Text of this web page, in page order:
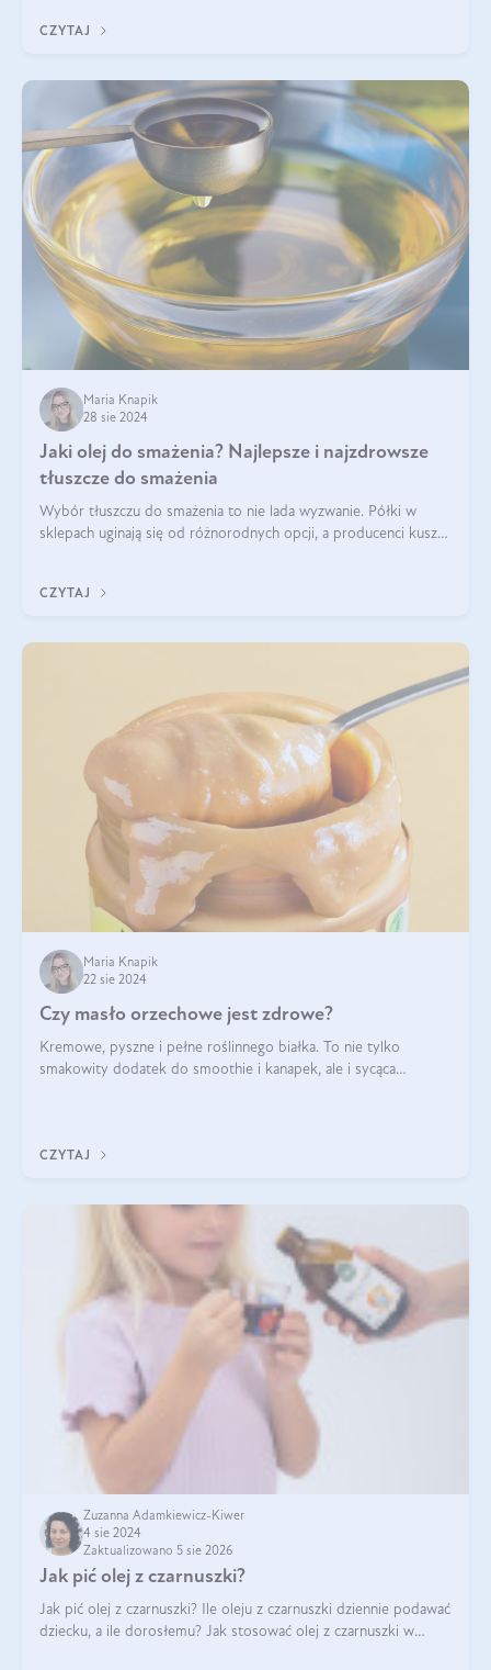
CZYTAJ
Maria Knapik
28 sie 2024
Jaki olej do smażenia? Najlepsze i najzdrowsze
tłuszcze do smażenia
Wybór tłuszczu do smażenia to nie lada wyzwanie. Półki w
sklepach uginają się od różnorodnych opcji, a producenci kuszą
CZYTAJ
Maria Knapik
22 sie 2024
Czy masło orzechowe jest zdrowe?
Kremowe, pyszne i pełne roślinnego białka. To nie tylko
smakowity dodatek do smoothie i kanapek, ale i sycąca
CZYTAJ
Zuzanna Adamkiewicz-Kiwer
4 sie 2024
Zaktualizowano 5 sie 2026
Jak pić olej z czarnuszki?
Jak pić olej z czarnuszki? Ile oleju z czarnuszki dziennie podawać
dziecku, a ile dorosłemu? Jak stosować olej z czarnuszki w